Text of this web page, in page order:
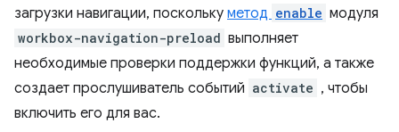
загрузки навигации, поскольку метод enable модуля
workbox-navigation-preload выполняет
необходимые проверки поддержки функций, а также
создает прослушиватель событий activate , чтобы
включить его для вас.